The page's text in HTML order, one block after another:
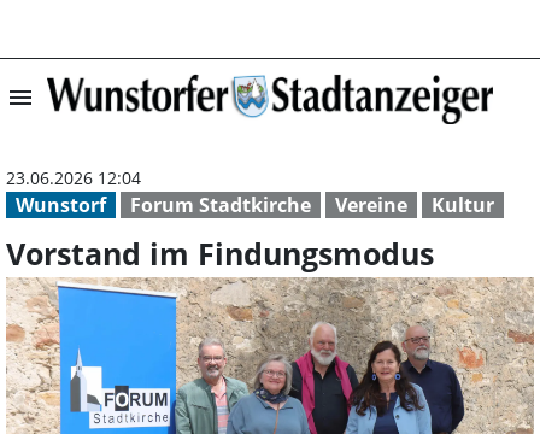
menu Vorstand im
Wunstorf Forum Stadtkirche Vereine Kultur
23.06.2026 12:04
Vorstand im Findungsmodus